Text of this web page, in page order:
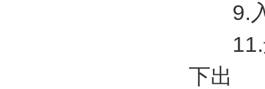
9.入
11.进
下出